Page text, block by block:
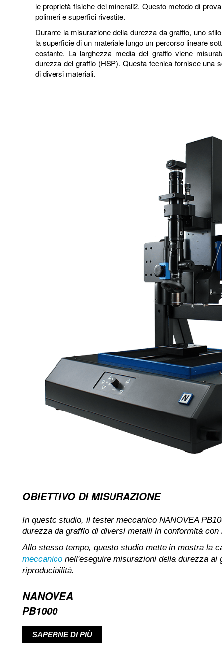
le proprietà fisiche dei minerali2. Questo metodo di
polimeri e superfici rivestite.
Durante la misurazione della durezza da graffio, uno
la superficie di un materiale lungo un percorso lineare
costante. La larghezza media del graffio viene
durezza del graffio (HSP). Questa tecnica fornisce una
di diversi materiali.
OBIETTIVO DI MISURAZIONE
In questo studio, il tester meccanico NANOVEA
durezza da graffio di diversi metalli in conformità con
Allo stesso tempo, questo studio mette in mostra la
meccaniconell'eseguire misurazioni della durezza ai
riproducibilità.
NANOVEA
PB1000
SAPERNE DI PIÙ